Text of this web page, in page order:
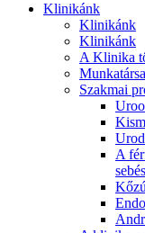
Klinikánk
Klinikánk
Klinikánk
A Klinika
Szakmai
A